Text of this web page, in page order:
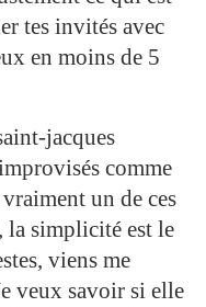
tes invités avec
en moins de 5
jacques
comme
un de ces
la simplicité est le
viens me
veux savoir si elle